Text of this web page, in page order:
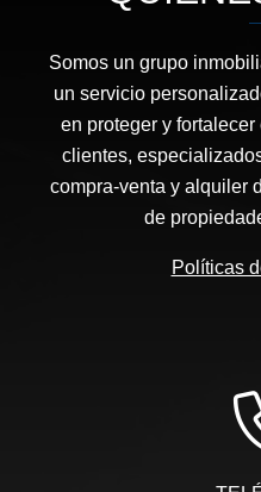
Somos un grupo
un servicio
en proteger y
clientes,
compra-venta y alquiler
de
Políticas